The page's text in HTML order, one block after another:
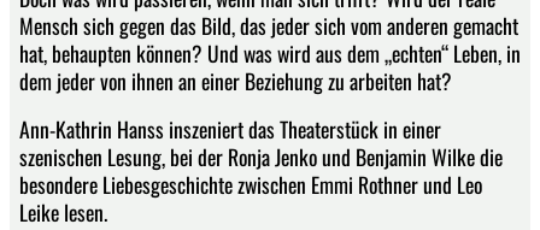
Mensch sich gegen das Bild, das jeder sich vom anderen gemacht
hat, behaupten können? Und was wird aus dem „echten“ Leben, in
dem jeder von ihnen an einer Beziehung zu arbeiten hat?
Ann-Kathrin Hanss inszeniert das Theaterstück in einer
szenischen Lesung, bei der Ronja Jenko und Benjamin Wilke die
besondere Liebesgeschichte zwischen Emmi Rothner und Leo
Leike lesen.